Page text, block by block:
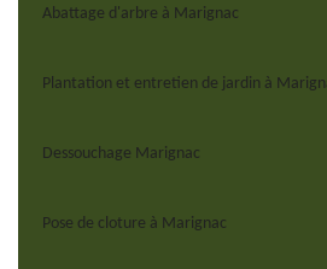
Abattage d'arbre à Marignac
Plantation et entretien de jardin à
Dessouchage Marignac
Pose de cloture à Marignac